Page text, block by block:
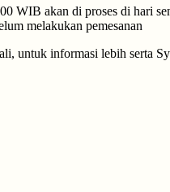
WIB akan di proses di hari
melakukan pemesanan
untuk informasi lebih serta